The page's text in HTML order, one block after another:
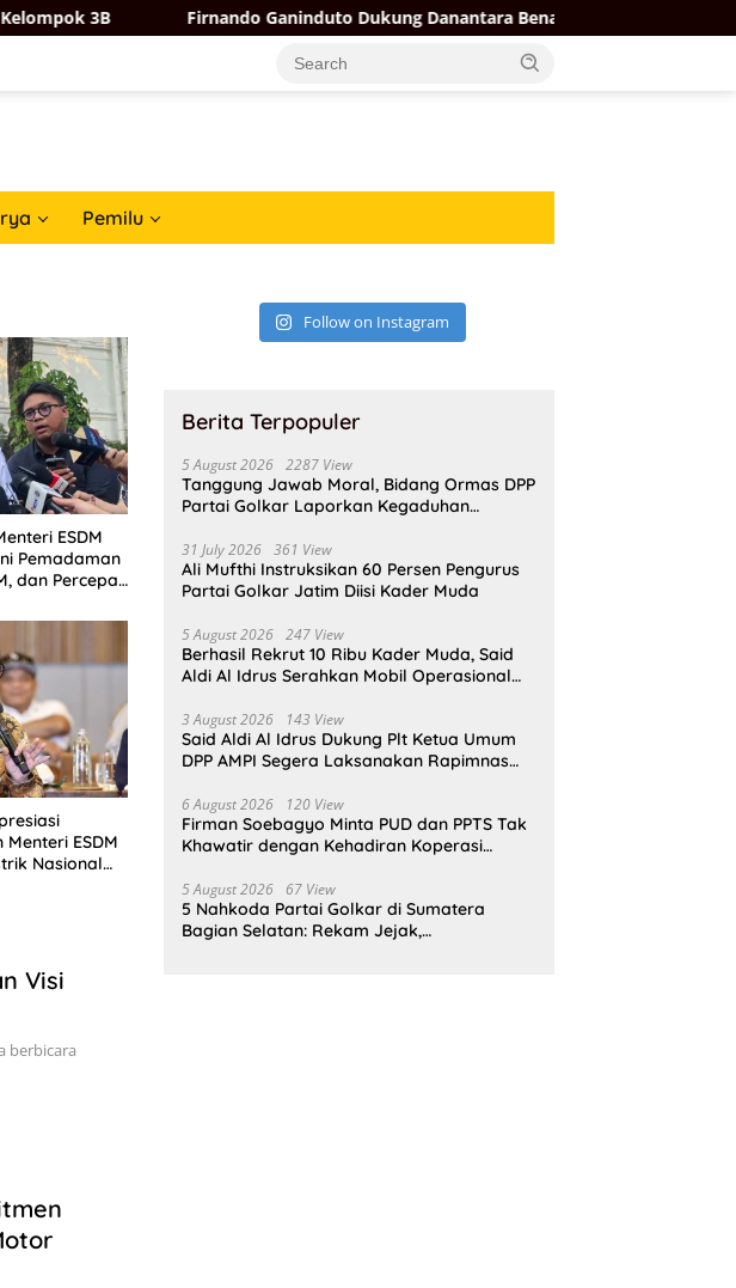
3B Firnando Ganinduto Dukung Danantara Benahi BUMN Karya yang Babak
Pemilu
ESDM
Pemadaman
dan Percepat
ESDM
Nasional
Visi
berbicara
Follow on Instagram
Berita Terpopuler
5 August 2026 2287 View
Tanggung Jawab Moral, Bidang Ormas DPP
Partai Golkar Laporkan Kegaduhan
31 July 2026 361 View
Ali Mufthi Instruksikan 60 Persen Pengurus
Partai Golkar Jatim Diisi Kader Muda
5 August 2026 247 View
Berhasil Rekrut 10 Ribu Kader Muda, Said
Aldi Al Idrus Serahkan Mobil Operasional
3 August 2026 143 View
Said Aldi Al Idrus Dukung Plt Ketua Umum
DPP AMPI Segera Laksanakan Rapimnas
6 August 2026 120 View
Firman Soebagyo Minta PUD dan PPTS Tak
Khawatir dengan Kehadiran Koperasi
5 August 2026 67 View
5 Nahkoda Partai Golkar di Sumatera
Bagian Selatan: Rekam Jejak,